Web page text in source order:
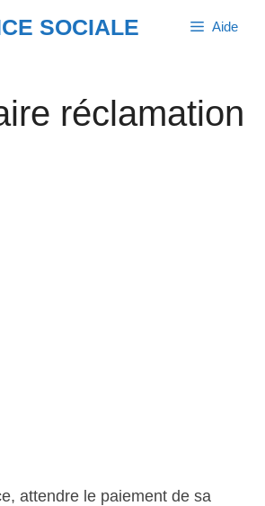
SOCIALE Aide
réclamation
attendre le paiement de sa